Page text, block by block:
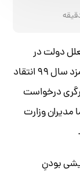
دولت در
برگزاری جلسه فوق‌العاده بررسی حداقل دستمزد سال ۹۹ انتقاد
درخواست
مدیران وزارت
بودنِ